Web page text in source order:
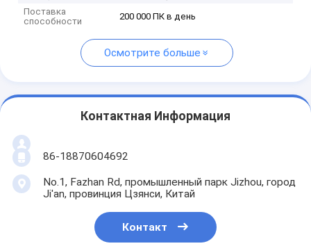
Поставка
способности
200 000 ПК в день
Осмотрите больше
Контактная Информация
86-18870604692
No.1, Fazhan Rd, промышленный парк Jizhou, город
Ji'an, провинция Цзянси, Китай
Контакт